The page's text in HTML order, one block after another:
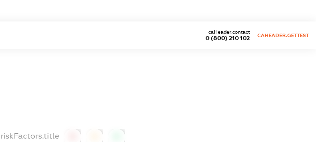
0 (800) 210 102
caHeader.contact
CAHEADER.GETTEST
riskFactors.title